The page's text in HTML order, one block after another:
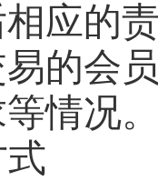
应的
的会
情况